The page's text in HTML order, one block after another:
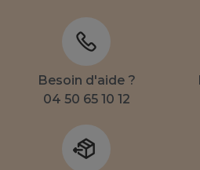
Besoin d'aide ?
04 50 65 10 12